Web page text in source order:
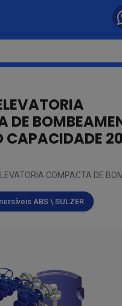
DE
CAPACIDADE
COMPACTA DE
ABS \ SULZER